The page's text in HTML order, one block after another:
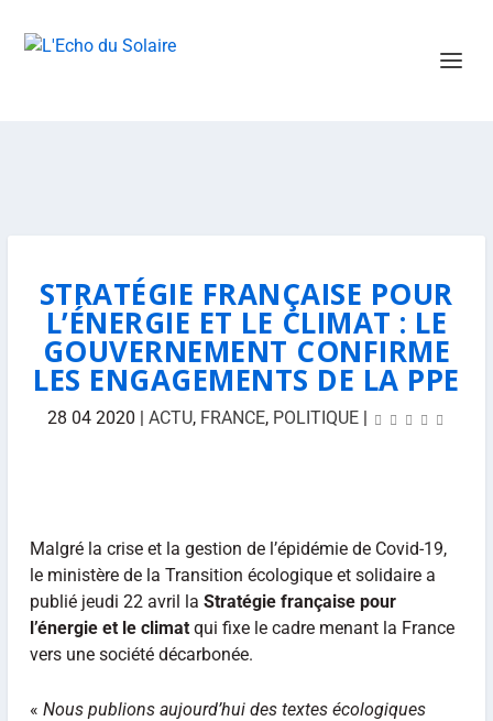
STRATÉGIE FRANÇAISE POUR
L’ÉNERGIE ET LE CLIMAT : LE
GOUVERNEMENT CONFIRME
LES ENGAGEMENTS DE LA PPE
28 04 2020 |ACTU, FRANCE, POLITIQUE |
Malgré la crise et la gestion de l’épidémie de Covid-19,
le ministère de la Transition écologique et solidaire a
publié jeudi 22 avril la Stratégie française pour
l’énergie et le climatqui fixe le cadre menant la France
vers une société décarbonée.
« Nous publions aujourd’hui des textes écologiques